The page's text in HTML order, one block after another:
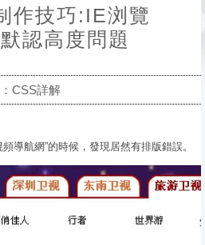
作技巧:IE浏覽
認高度問題
：CSS詳解
導航網”的時候，發現居然有排版錯誤。